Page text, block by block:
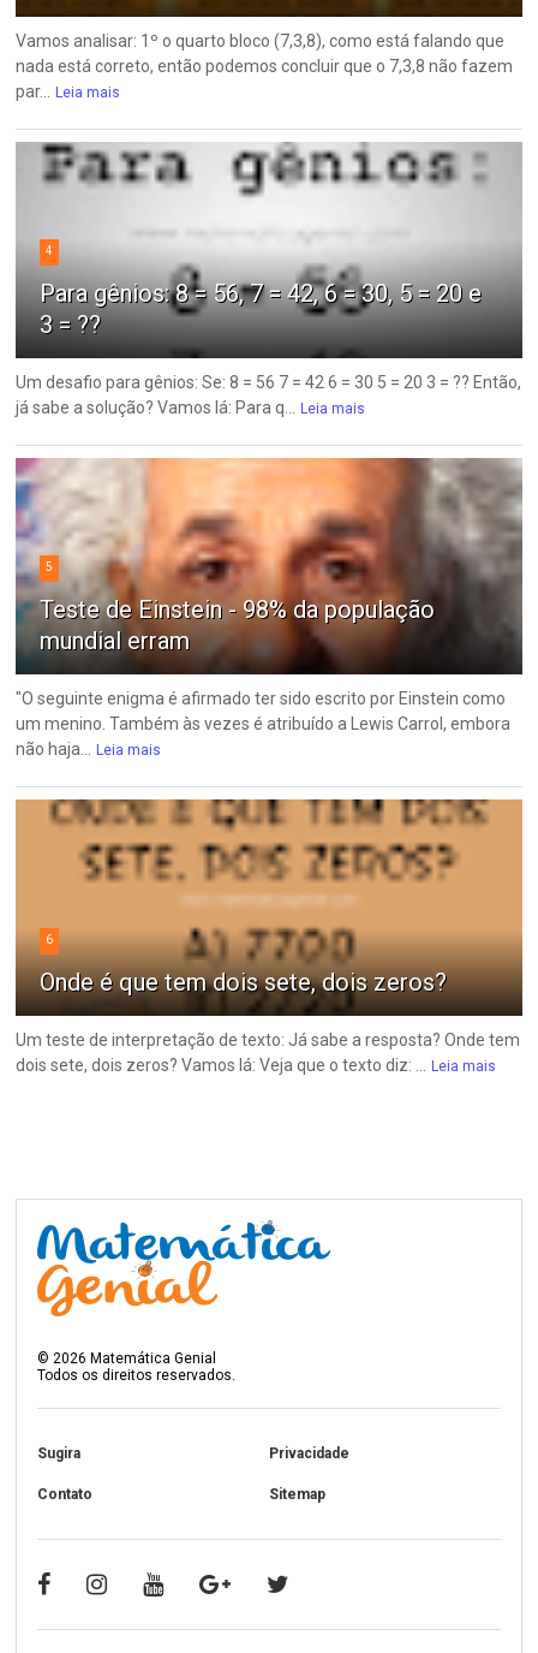
Vamos analisar: 1º o quarto bloco (7,3,8), como está falando que
nada está correto, então podemos concluir que o 7,3,8 não fazem
par...
Leia mais
4
Para gênios: 8 = 56, 7 = 42, 6 = 30, 5 = 20 e
3 = ??
Um desafio para gênios: Se: 8 = 56 7 = 42 6 = 30 5 = 20 3 = ?? Então,
já sabe a solução? Vamos lá: Para q...
Leia mais
5
Teste de Einstein - 98% da população
mundial erram
"O seguinte enigma é afirmado ter sido escrito por Einstein como
um menino. Também às vezes é atribuído a Lewis Carrol, embora
não haja...
Leia mais
6
Onde é que tem dois sete, dois zeros?
Um teste de interpretação de texto: Já sabe a resposta? Onde tem
dois sete, dois zeros? Vamos lá: Veja que o texto diz: ...
Leia mais
©2026 Matemática Genial
Todos os direitos reservados.
Sugira Privacidade
Contato Sitemap